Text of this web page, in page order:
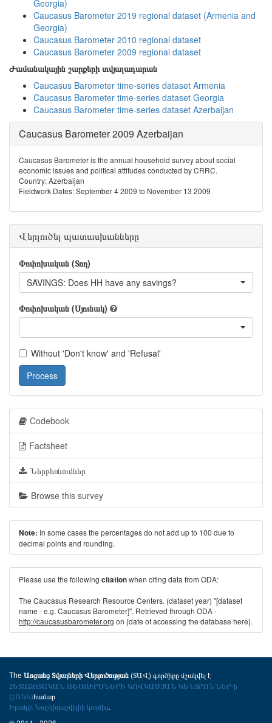
Georgia)
Caucasus Barometer 2019 regional dataset (Armenia and
Georgia)
Caucasus Barometer 2010 regional dataset
Caucasus Barometer 2009 regional dataset
Ժամանակային շարքերի տվյալադարան
Caucasus Barometer time-series dataset Armenia
Caucasus Barometer time-series dataset Georgia
Caucasus Barometer time-series dataset Azerbaijan
Caucasus Barometer 2009 Azerbaijan
Caucasus Barometer is the annual household survey about social
economic issues and political attitudes conducted by CRRC.
Country: Azerbaijan
Fieldwork Dates: September 4 2009 to November 13 2009
Վերլուծել պատասխանները
Փոփոխական (Տող)
SAVINGS: Does HH have any savings?
Փոփոխական (Սյունակ)
Without 'Don't know' and 'Refusal'
Process
Codebook
Factsheet
Ներբեռնումներ
Browse this survey
Note: In some cases the percentages do not add up to 100 due to
decimal points and rounding.
Please use the following citationwhen citing data from ODA:
The Caucasus Research Resource Centers. (dataset year) "[dataset
name - e.g. Caucasus Barometer]". Retrieved through ODA -
http://caucasusbarometer.org on {date of accessing the database here}.
The Առցանց Տվյալների Վերլուծության(ՏԱՎ) գործիքը մշակվել է
ՀԵՏԱԶՈՏԱԿԱՆ ՌԵՍՈՒՐՍՆԵՐԻ ԿՈՎԿԱՍՅԱՆ ԿԵՆՏՐՈՆՆԵՐ-ի
(ՀՌԿԿ)համար
Իրակլի Նաշկիդաշվիլիի կողմից.